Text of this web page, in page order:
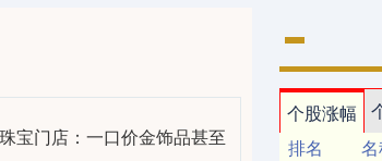
宝门店：一口价金饰品甚至
个股涨幅
排名